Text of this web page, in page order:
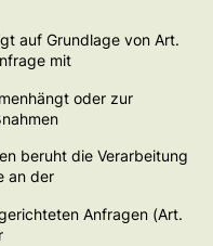
auf Grundlage von Art.
mit
oder zur
beruht die Verarbeitung
an der
Anfragen (Art.